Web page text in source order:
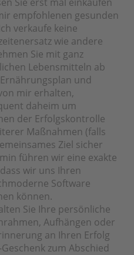
empfohlenen gesunden
verkaufe keine
wie andere
Sie mit ganz
Lebensmitteln ab
und
mir erhalten,
daheim um
der Erfolgskontrolle
Maßnahmen (falls
Ziel sicher
führen wir eine exakte
wir uns Ihren
Software
können.
Sie Ihre persönliche
Aufhängen oder
an Ihren Erfolg
zum Abschied